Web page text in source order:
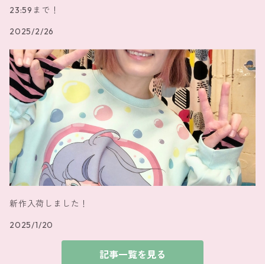
23:59まで！
2025/2/26
新作入荷しました！
2025/1/20
記事一覧を見る